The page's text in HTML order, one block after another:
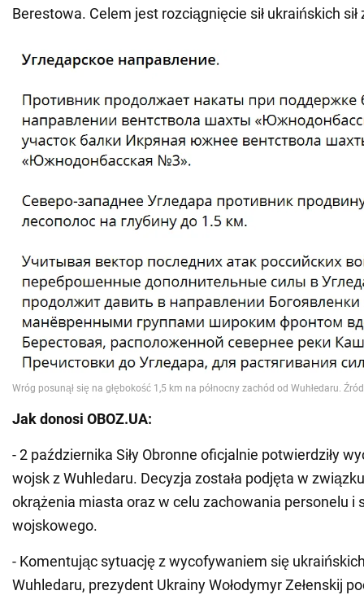
Berestowa. Celem jest rozciągnięcie sił ukraińskich sił
Jak donosi OBOZ.UA:
- 2 października Siły Obronne oficjalnie potwierdziły
wojsk z Wuhledaru. Decyzja została podjęta w
okrążenia miasta oraz w celu zachowania personelu i
wojskowego.
- Komentując sytuację z wycofywaniem się
Wuhledaru, prezydent Ukrainy Wołodymyr Zełenskij